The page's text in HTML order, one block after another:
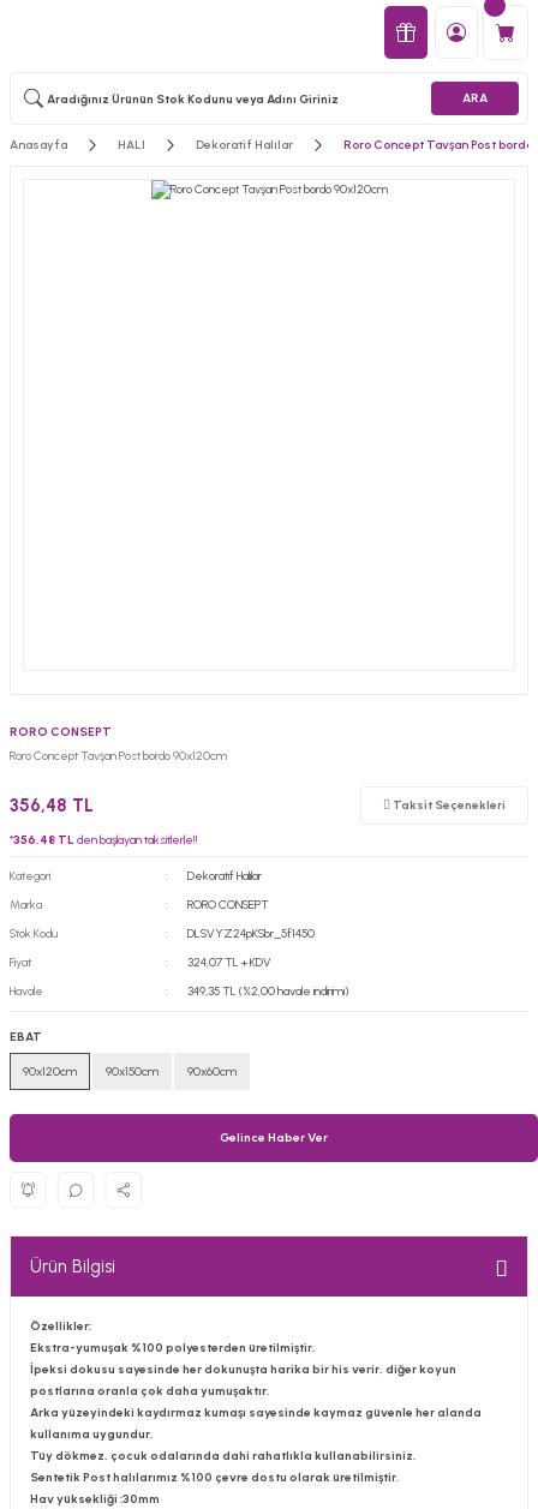
ARA
Anasayfa HALI Dekoratif Halılar Roro Concept Tavşan Post bordo
RORO CONSEPT
Roro Concept Tavşan Post bordo 90x120cm
356,48 TL Taksit Seçenekleri
*356,48 TL den başlayan taksitlerle!!
Kategori
Dekoratif Halılar
Marka
RORO CONSEPT
Stok Kodu
DLSVYZ24pKSbr_5f1450
Fiyat
324,07 TL + KDV
Havale
349,35 TL (%2,00 havale indirimi)
EBAT
90x120cm 90x150cm 90x60cm
Gelince Haber Ver
Ürün Bilgisi
Özellikler:
Ekstra-yumuşak %100 polyesterden üretilmiştir.
İpeksi dokusu sayesinde her dokunuşta harika bir his verir, diğer koyun
postlarına oranla çok daha yumuşaktır.
Arka yüzeyindeki kaydırmaz kumaşı sayesinde kaymaz güvenle her alanda
kullanıma uygundur.
Tüy dökmez, çocuk odalarında dahi rahatlıkla kullanabilirsiniz.
Sentetik Post halılarımız %100 çevre dostu olarak üretilmiştir.
Hav yüksekliği :30mm